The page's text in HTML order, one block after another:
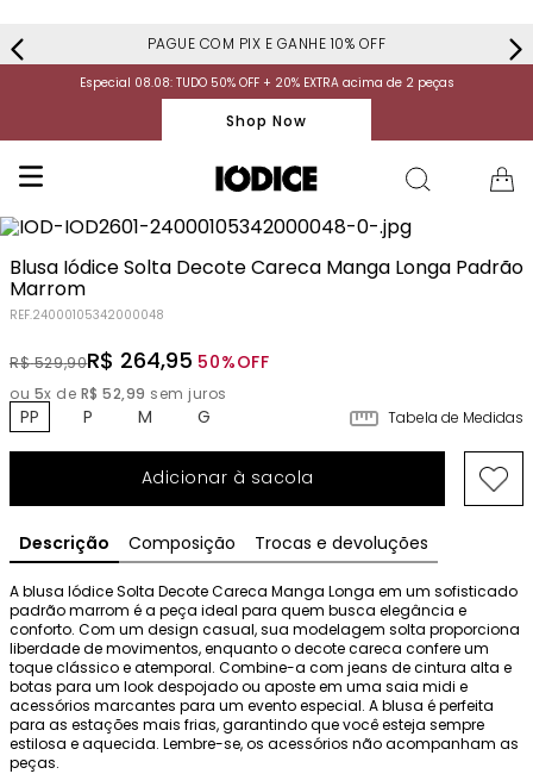
PAGUE COM PIX E GANHE 10% OFF
Especial 08.08: TUDO 50% OFF + 20% EXTRA acima de 2 peças
Shop Now
Blusa Iódice Solta Decote Careca Manga Longa Padrão
Marrom
REF.24000105342000048
R$ 529,90R$ 264,95 50%OFF
ou 5x de R$ 52,99 sem juros
PP P M G Tabela de Medidas
Adicionar à sacola
Descrição Composição Trocas e devoluções
A blusa Iódice Solta Decote Careca Manga Longa em um sofisticado
padrão marrom é a peça ideal para quem busca elegância e
conforto. Com um design casual, sua modelagem solta proporciona
liberdade de movimentos, enquanto o decote careca confere um
toque clássico e atemporal. Combine-a com jeans de cintura alta e
botas para um look despojado ou aposte em uma saia midi e
acessórios marcantes para um evento especial. A blusa é perfeita
para as estações mais frias, garantindo que você esteja sempre
estilosa e aquecida. Lembre-se, os acessórios não acompanham as
peças.